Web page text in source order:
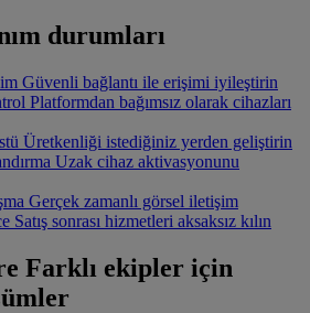
durumları
Güvenli bağlantı ile erişimi iyileştirin
Platformdan bağımsız olarak cihazları
Üretkenliği istediğiniz yerden geliştirin
Uzak cihaz aktivasyonunu
Gerçek zamanlı görsel iletişim
Satış sonrası hizmetleri aksaksız kılın
Farklı ekipler için